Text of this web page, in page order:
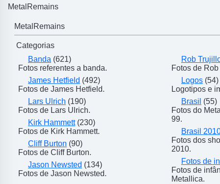
MetalRemains
MetalRemains
Categorias
Banda (621)
Fotos referentes a banda.
James Hetfield (492)
Fotos de James Hetfield.
Lars Ulrich (190)
Fotos de Lars Ulrich.
Kirk Hammett(230)
Fotos de Kirk Hammett.
Cliff Burton (90)
Fotos de Cliff Burton.
Jason Newsted (134)
Fotos de Jason Newsted.
Rob
Fotos de
Logos (54)
Logotipos e
Brasil (55)
Fotos do
99.
Brasil
Fotos dos
2010.
Fotos de
Fotos de
Metallica.